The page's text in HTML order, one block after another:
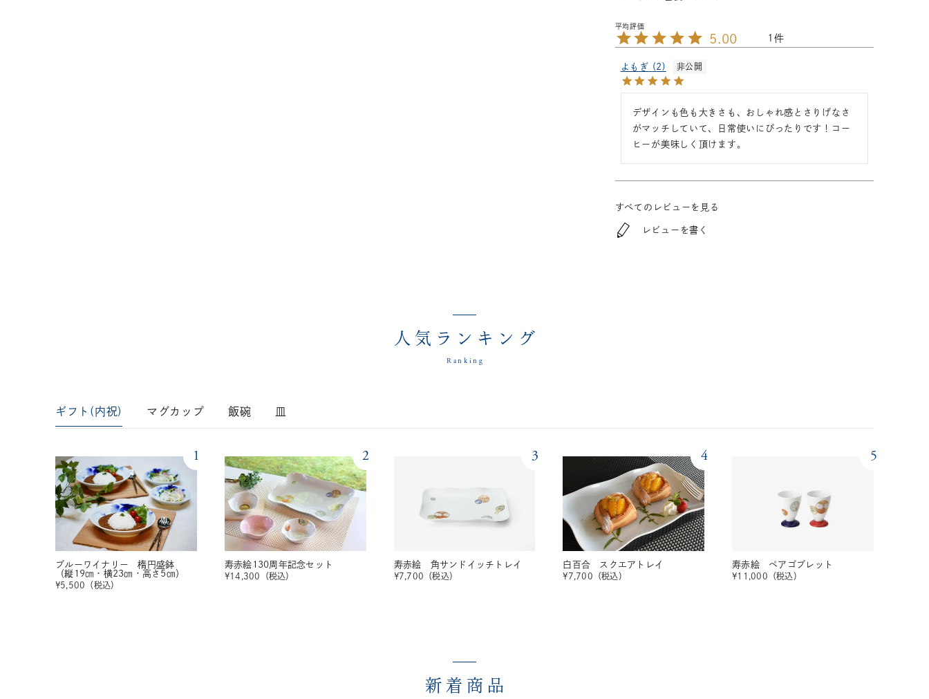
5.00 1
よもぎ 2 非公開
デザインも色も大きさも、おしゃれ感とさりげなさ
がマッチしていて、日常使いにぴったりです！コー
ヒーが美味しく頂けます。
すべてのレビューを見る
レビューを書く
人気ランキング
Ranking
ギフト(内祝) マグカップ 飯碗 皿
1
ブルーワイナリー 楕円盛鉢
（縦19㎝・横23㎝・高さ5㎝）
¥5,500 （税込）
2
寿赤絵130周年記念セット
¥14,300 （税込）
3
寿赤絵 角サンドイッチトレイ
¥7,700 （税込）
4
白百合 スクエアトレイ
¥7,700 （税込）
5
寿赤絵 ペアゴブレット
¥11,000 （税込）
新着商品